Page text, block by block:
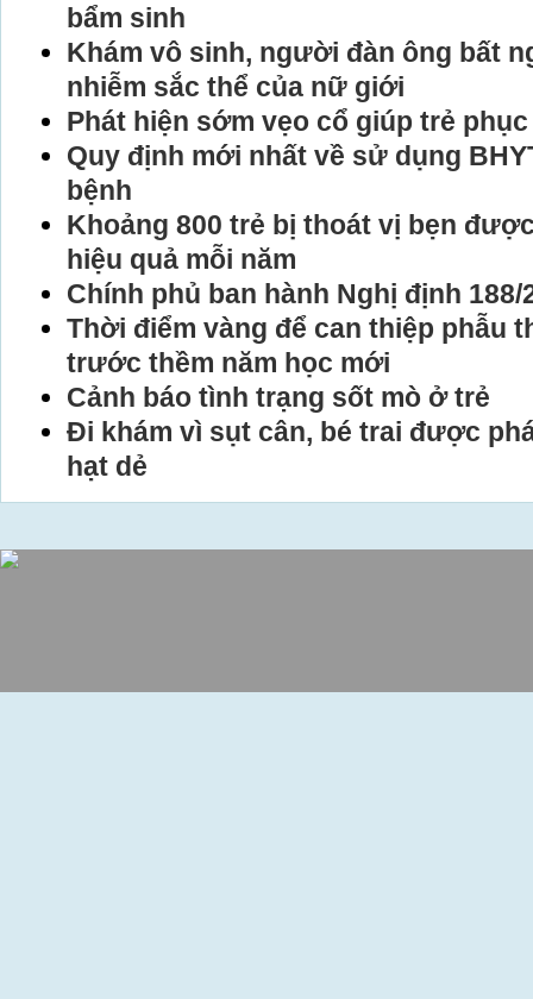
bẩm sinh
Khám vô sinh, người đàn ông bất
nhiễm sắc thể của nữ giới
Phát hiện sớm vẹo cổ giúp trẻ
Quy định mới nhất về sử dụng
bệnh
Khoảng 800 trẻ bị thoát vị bẹn
hiệu quả mỗi năm
Chính phủ ban hành Nghị định 188/
Thời điểm vàng để can thiệp phẫu
trước thềm năm học mới
Cảnh báo tình trạng sốt mò ở trẻ
Đi khám vì sụt cân, bé trai được
hạt dẻ